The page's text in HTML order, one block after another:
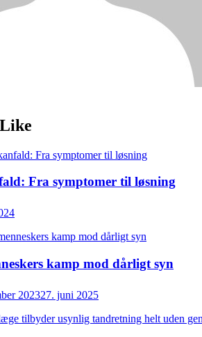
Fra symptomer til løsning
kamp mod dårligt syn
202327. juni 2025